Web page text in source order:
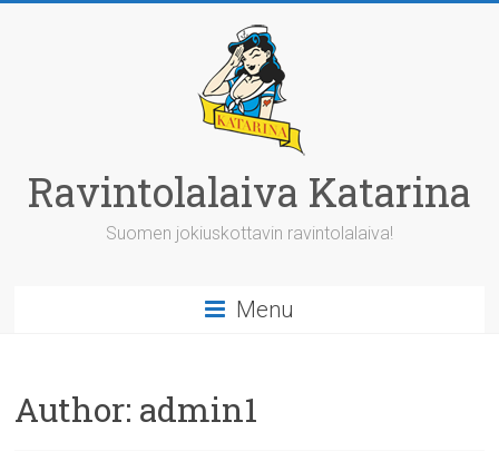
Ravintolalaiva Katarina
Suomen jokiuskottavin ravintolalaiva!
Menu
Author: admin1